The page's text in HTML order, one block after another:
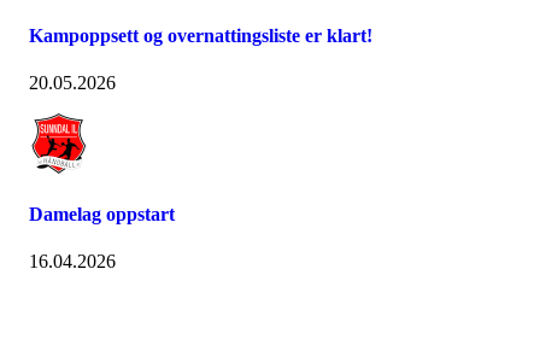
Kampoppsett og overnattingsliste er klart!
20.05.2026
Damelag oppstart
16.04.2026